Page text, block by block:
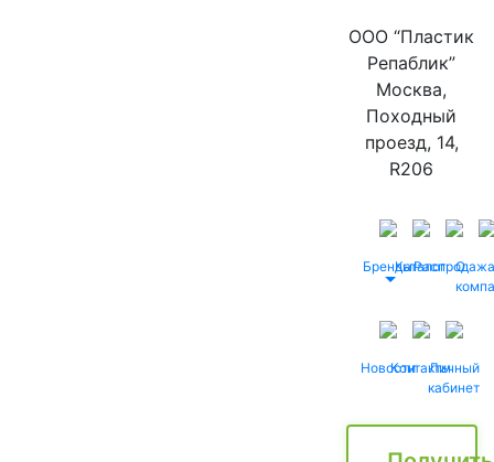
ООО “Пластик
Репаблик”
Москва,
Походный
проезд, 14,
R206
БрендыКаталог
Распродажа
О
НовостиКонтактыЛичный
кабинет